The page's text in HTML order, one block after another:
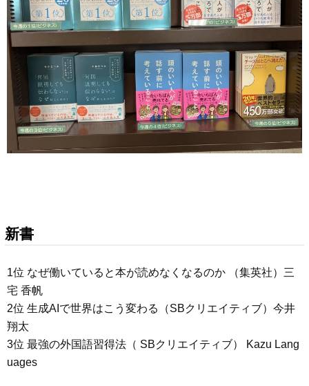
新書
1位 なぜ働いていると本が読めなくなるのか （集英社）三
宅 香帆
2位 生成AIで世界はこう変わる（SBクリエイティブ）今井
翔太
3位 最強の外国語習得法（ SBクリエイティブ） Kazu Lang
uages